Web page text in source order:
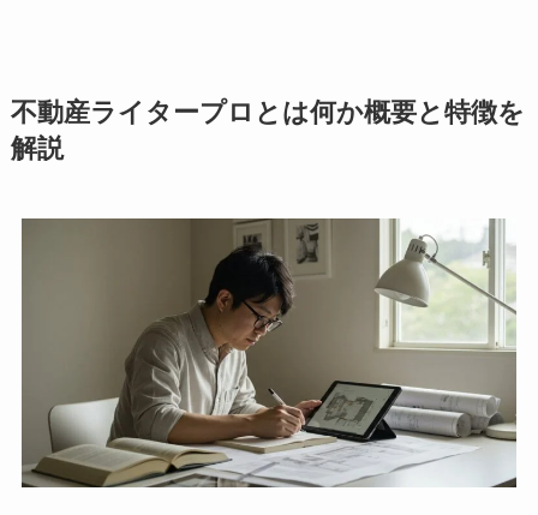
不動産ライタープロとは何か概要と特徴を
解説